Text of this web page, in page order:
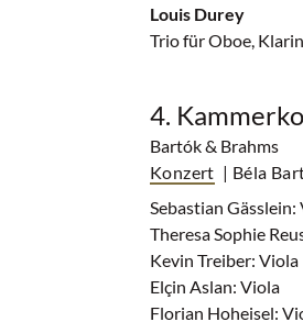
Louis Durey
Trio für Oboe,
4.
Bartók & Brahms
Konzert | Béla
Sebastian
Theresa Sophie
Kevin Treiber: Viola
Elçin Aslan: Viola
Florian Hoheisel: